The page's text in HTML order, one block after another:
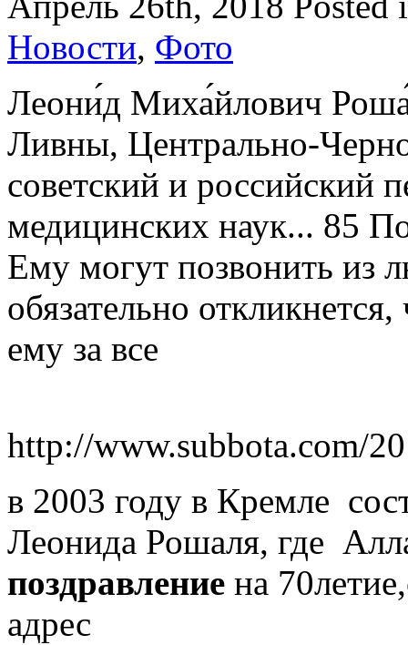
Новости, Фото
Леони́д Миха́йлович
Ливны, Центрально-
советский и российский
медицинских наук... 85
Ему могут позвонить из
обязательно
ему за все
http://www.subbota.com/
в 2003 году в Кремле
Леонида Рошаля, где
поздравление на
адрес